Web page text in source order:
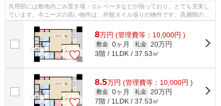
共用部には敷地内ごみ置き場・エレベータなどが揃っており、とても充実し
ています。今ニーズの高い物件は、外観タイル張りの物件です。高層階の物
件です。通風良好で常に新鮮な空気を...
8万円 (管理費等：10,000円 )
敷金 0ヶ月 礼金 20万円
3階 / 1LDK / 37.53㎡
8.5万円 (管理費等：10,000円 )
敷金 0ヶ月 礼金 20万円
7階 / 1LDK / 37.53㎡